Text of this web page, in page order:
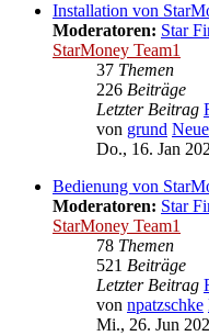
Installation von
Moderatoren: Star
StarMoney Team1
37 Themen
226 Beiträge
Letzter Beitrag
von grund
Do., 16. Jan
Bedienung von
Moderatoren: Star
StarMoney Team1
78 Themen
521 Beiträge
Letzter Beitrag
von npatzschke
Mi., 26. Jun